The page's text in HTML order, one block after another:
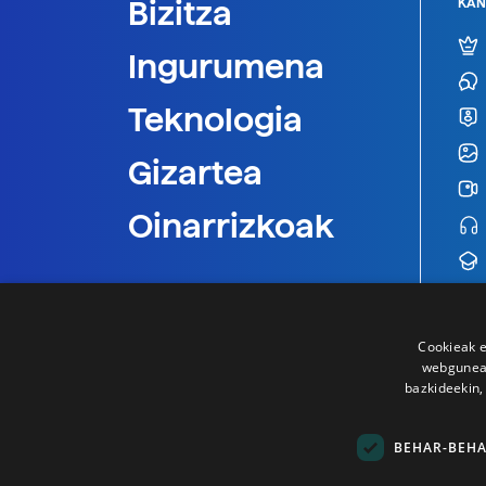
Bizitza
Ingurumena
Teknologia
Gizartea
Oinarrizkoak
Cookieak
BEHAR-